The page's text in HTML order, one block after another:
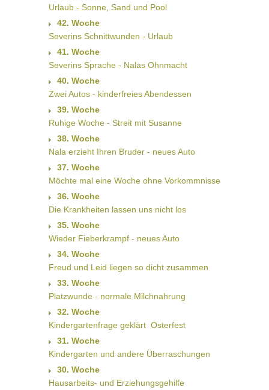
Urlaub - Sonne, Sand und Pool
42. Woche
Severins Schnittwunden - Urlaub
41. Woche
Severins Sprache - Nalas Ohnmacht
40. Woche
Zwei Autos - kinderfreies Abendessen
39. Woche
Ruhige Woche - Streit mit Susanne
38. Woche
Nala erzieht Ihren Bruder - neues Auto
37. Woche
Möchte mal eine Woche ohne Vorkommnisse
36. Woche
Die Krankheiten lassen uns nicht los
35. Woche
Wieder Fieberkrampf - neues Auto
34. Woche
Freud und Leid liegen so dicht zusammen
33. Woche
Platzwunde - normale Milchnahrung
32. Woche
Kindergartenfrage geklärt  Osterfest
31. Woche
Kindergarten und andere Überraschungen
30. Woche
Hausarbeits- und Erziehungsgehilfe